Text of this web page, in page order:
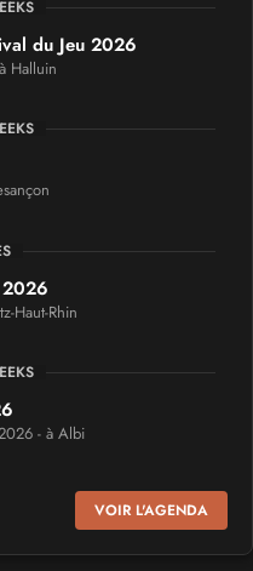
du Jeu 2026
Halluin
2026
Haut-Rhin
- à Albi
vidéo et des loisirs
VOIR L'AGENDA